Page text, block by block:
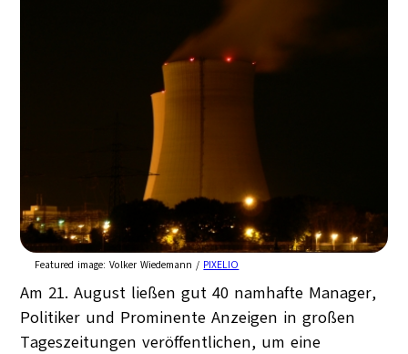
Featured image:Volker Wiedemann / PIXELIO
Am 21. August ließen gut 40 namhafte Manager,
Politiker und Prominente Anzeigen in großen
Tageszeitungen veröffentlichen, um eine